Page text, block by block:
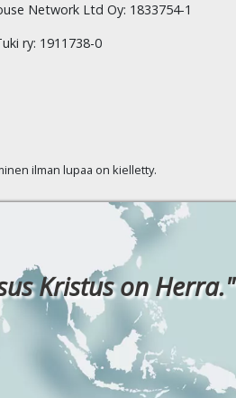
Network Ltd Oy: 1833754-1
ry: 1911738-0
ilman lupaa on kielletty.
Kristus on Herra."